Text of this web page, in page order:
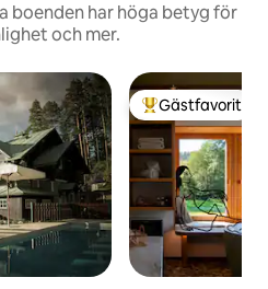
boenden har höga betyg för
och mer.
Populär
Gästfavorit